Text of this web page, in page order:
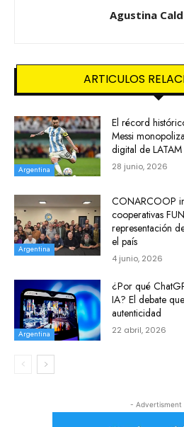
Agustina
ARTICULOS
Argentina
El récord
Messi
digital de LATAM
28 junio, 2026
Argentina
CONARCOOP
cooperativas
representación
el país
4 junio, 2026
Argentina
¿Por qué
IA? El debate
autenticidad
22 abril, 2026
- Advertisment